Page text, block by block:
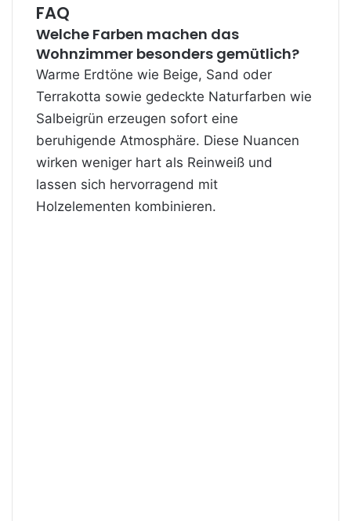
FAQ
Welche Farben machen das
Wohnzimmer besonders gemütlich?
Warme Erdtöne wie Beige, Sand oder
Terrakotta sowie gedeckte Naturfarben wie
Salbeigrün erzeugen sofort eine
beruhigende Atmosphäre. Diese Nuancen
wirken weniger hart als Reinweiß und
lassen sich hervorragend mit
Holzelementen kombinieren.